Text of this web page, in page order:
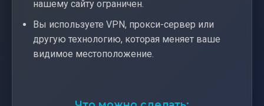
нашему сайту ограничен.
Вы используете VPN, прокси-сервер или
другую технологию, которая меняет ваше
видимое местоположение.